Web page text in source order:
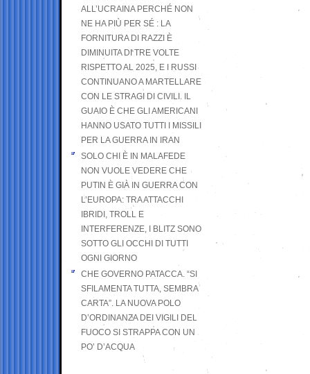
ALL’UCRAINA PERCHÉ NON
NE HA PIÙ PER SÉ : LA
FORNITURA DI RAZZI È
DIMINUITA DI TRE VOLTE
RISPETTO AL 2025, E I RUSSI
CONTINUANO A MARTELLARE
CON LE STRAGI DI CIVILI. IL
GUAIO È CHE GLI AMERICANI
HANNO USATO TUTTI I MISSILI
PER LA GUERRA IN IRAN
SOLO CHI È IN MALAFEDE
NON VUOLE VEDERE CHE
PUTIN È GIÀ IN GUERRA CON
L’EUROPA: TRA ATTACCHI
IBRIDI, TROLL E
INTERFERENZE, I BLITZ SONO
SOTTO GLI OCCHI DI TUTTI
OGNI GIORNO
CHE GOVERNO PATACCA. “SI
SFILAMENTA TUTTA, SEMBRA
CARTA”. LA NUOVA POLO
D’ORDINANZA DEI VIGILI DEL
FUOCO SI STRAPPA CON UN
PO’ D’ACQUA